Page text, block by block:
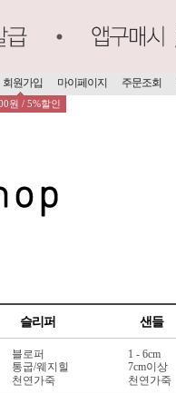
회원가입
원 / 5%할인
마이페이지 주문조회
슬리퍼 샌들
블로퍼
통굽/웨지힐
천연가죽
1 - 6cm
7cm이상
천연가죽